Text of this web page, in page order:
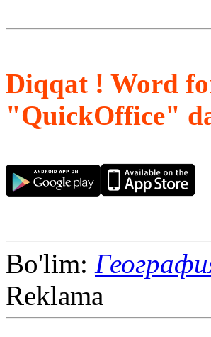
Diqqat ! Word
"QuickOffice"
Bo'lim:
Reklama